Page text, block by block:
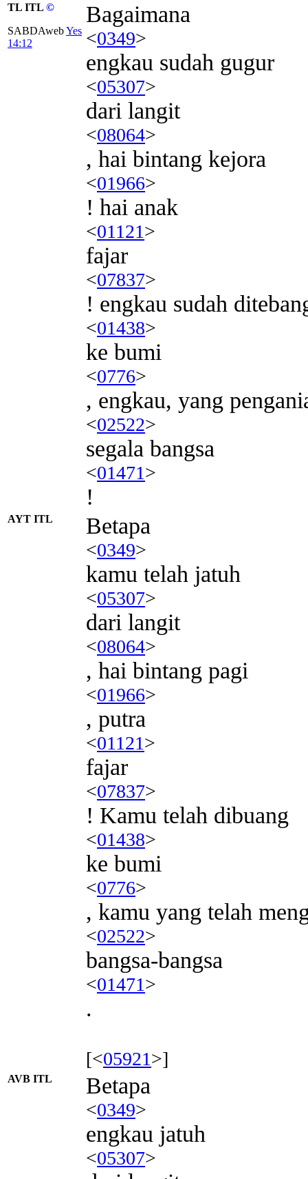
TL ITL ©
SABDAwebYes
14:12
Bagaimana
<0349>
engkau sudah gugur
<05307>
dari langit
<08064>
, hai bintang kejora
<01966>
! hai anak
<01121>
fajar
<07837>
! engkau sudah
<01438>
ke bumi
<0776>
, engkau, yang
<02522>
segala bangsa
<01471>
!
AYT ITL Betapa
<0349>
kamu telah jatuh
<05307>
dari langit
<08064>
, hai bintang pagi
<01966>
, putra
<01121>
fajar
<07837>
! Kamu telah dibuang
<01438>
ke bumi
<0776>
, kamu yang telah
<02522>
bangsa-bangsa
<01471>
.
[<05921>]
AVB ITL Betapa
<0349>
engkau jatuh
<05307>